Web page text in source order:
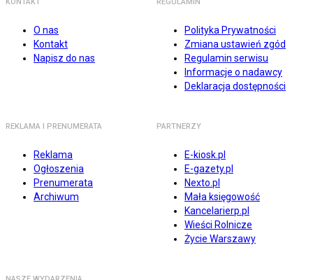
O nas
Kontakt
Napisz do nas
Polityka Prywatności
Zmiana ustawień zgód
Regulamin serwisu
Informacje o nadawcy
Deklaracja dostępności
REKLAMA I PRENUMERATA
Reklama
Ogłoszenia
Prenumerata
Archiwum
PARTNERZY
E-kiosk.pl
E-gazety.pl
Nexto.pl
Mała księgowość
Kancelarierp.pl
Wieści Rolnicze
Życie Warszawy